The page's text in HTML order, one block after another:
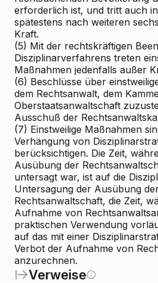
erforderlich ist, und tritt auch
spätestens nach weiteren
Kraft.
(5) Mit der rechtskräftigen
Disziplinarverfahrens treten
Maßnahmen jedenfalls außer
(6) Beschlüsse über
dem Rechtsanwalt, dem
Oberstaatsanwaltschaft
Ausschuß der
(7) Einstweilige Maßnahmen
Verhängung von
berücksichtigen. Die Zeit,
Ausübung der
untersagt war, ist auf die
Untersagung der Ausübung
Rechtsanwaltschaft, die Zeit,
Aufnahme von
praktischen Verwendung
auf das mit einer
Verbot der Aufnahme von
anzurechnen.
Verweise